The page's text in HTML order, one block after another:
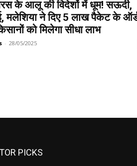
के आलू की विदेशों में धूम! सऊदी,
मलेशिया ने दिए 5 लाख पैकेट के
को मिलेगा सीधा लाभ
- 28/05/2025
PICKS